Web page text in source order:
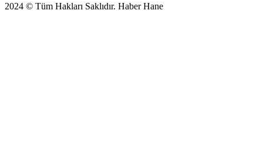
2024 © Tüm Hakları Saklıdır. Haber Hane